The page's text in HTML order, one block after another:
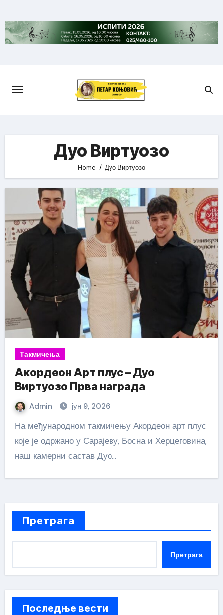
to
content
Дуо Виртуозо
Home Дуо Виртуозо
Такмичења
Акордеон Арт плус – Дуо
Виртуозо Прва награда
Admin јун 9, 2026
На међународном такмичењу Акордеон арт плус
које је одржано у Сарајеву, Босна и Херцеговина,
наш камерни састав Дуо…
Претрага
Претрага
Последње вести